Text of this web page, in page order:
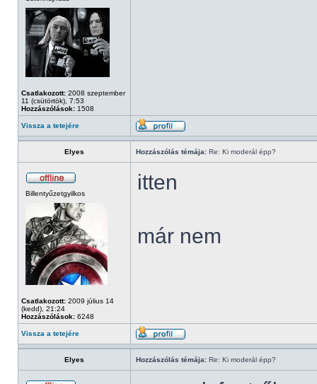
Csatlakozott: 2008 szeptember
11 (csütörtök), 7:53
Hozzászólások: 1508
Vissza a tetejére
Elyes Hozzászólás témája: Re: Ki moderál épp?
Billentyűzetgyilkos
Csatlakozott: 2009 július 14
(kedd), 21:24
Hozzászólások: 6248
itten
már nem
Vissza a tetejére
Elyes Hozzászólás témája: Re: Ki moderál épp?